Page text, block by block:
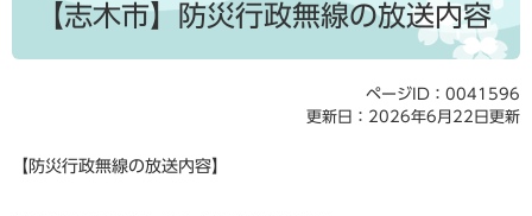
【志木市】防災行政無線の放送内容
ページID：0041596
更新日：2026年6月22日更新
【防災行政無線の放送内容】